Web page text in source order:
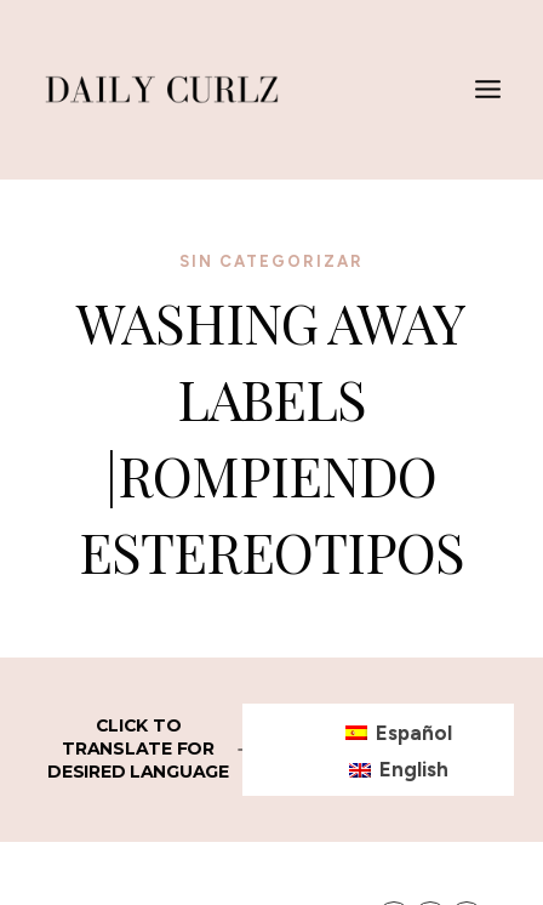
content
SIN CATEGORIZAR
WASHING AWAY
LABELS
|ROMPIENDO
ESTEREOTIPOS
CLICK TO
TRANSLATE FOR
DESIRED LANGUAGE
Español
English